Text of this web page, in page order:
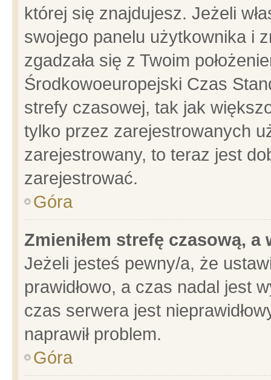
której się znajdujesz. Jeżeli
swojego panelu użytkownika i
zgadzała się z Twoim
Środkowoeuropejski Czas
strefy czasowej, tak jak
tylko przez zarejestrowanych
zarejestrowany, to teraz jest
zarejestrować.
Góra
Zmieniłem strefę czasową,
Jeżeli jesteś pewny/a, że
prawidłowo, a czas nadal jest
czas serwera jest
naprawił problem.
Góra